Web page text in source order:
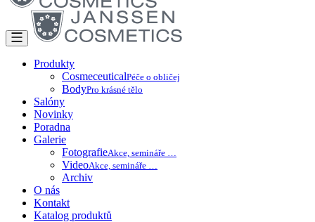
Produkty
CosmeceuticalPéče o obličej
BodyPro krásné tělo
Salóny
Novinky
Poradna
Galerie
FotografieAkce, semináře …
VideoAkce, semináře …
Archiv
O nás
Kontakt
Katalog produktů